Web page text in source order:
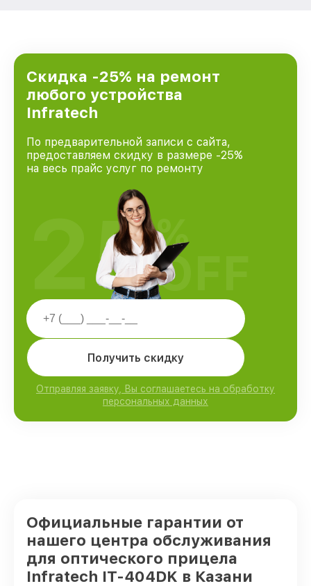
Скидка -25% на ремонт
любого устройства
Infratech
По предварительной записи с сайта,
предоставляем скидку в размере -25%
на весь прайс услуг по ремонту
Получить скидку
Отправляя заявку, Вы соглашаетесь на обработку
персональных данных
25%
OFF
Официальные гарантии от
нашего центра обслуживания
для оптического прицела
Infratech IT-404DK в Казани